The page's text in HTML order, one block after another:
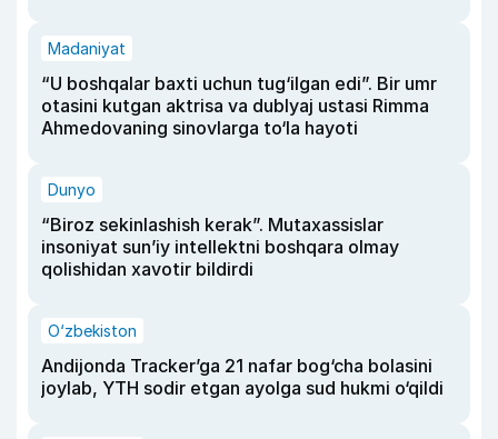
Madaniyat
“U boshqalar baxti uchun tug‘ilgan edi”. Bir umr
otasini kutgan aktrisa va dublyaj ustasi Rimma
Ahmedovaning sinovlarga to‘la hayoti
Dunyo
“Biroz sekinlashish kerak”. Mutaxassislar
insoniyat sun’iy intellektni boshqara olmay
qolishidan xavotir bildirdi
O‘zbekiston
Andijonda Tracker’ga 21 nafar bog‘cha bolasini
joylab, YTH sodir etgan ayolga sud hukmi o‘qildi